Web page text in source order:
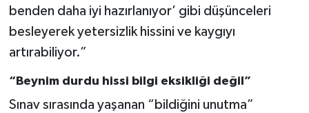
benden daha iyi hazırlanıyor’ gibi düşünceleri
besleyerek yetersizlik hissini ve kaygıyı
artırabiliyor.”
“Beynim durdu hissi bilgi eksikliği değil”
Sınav sırasında yaşanan “bildiğini unutma”